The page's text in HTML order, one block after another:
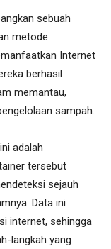
sebuah
metode
Internet
berhasil
memantau,
sampah.
adalah
tersebut
sejauh
Data ini
internet, sehingga
langkah yang